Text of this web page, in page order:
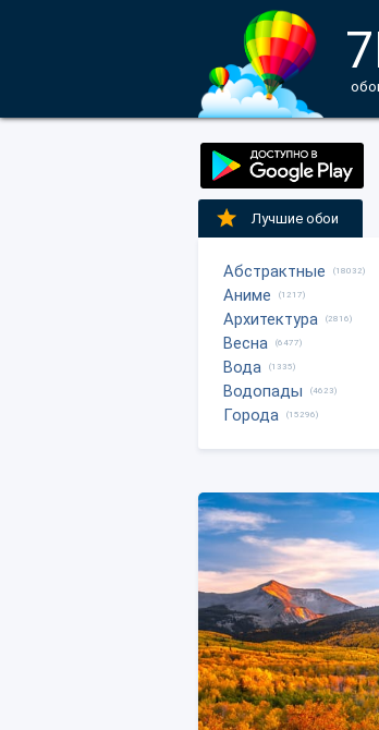
Лучшие обои
Абстрактные (18032)
Аниме (1217)
Архитектура (2816)
Весна (6477)
Вода (1335)
Водопады (4623)
Города (15296)